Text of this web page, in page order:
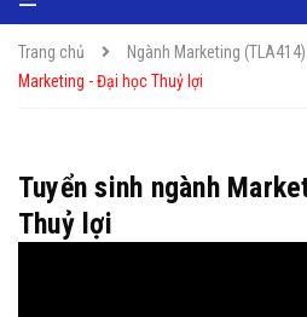
Trang chủ Ngành Marketing (TLA414)
Marketing - Đại học Thuỷ lợi
Tuyển sinh ngành
Thuỷ lợi